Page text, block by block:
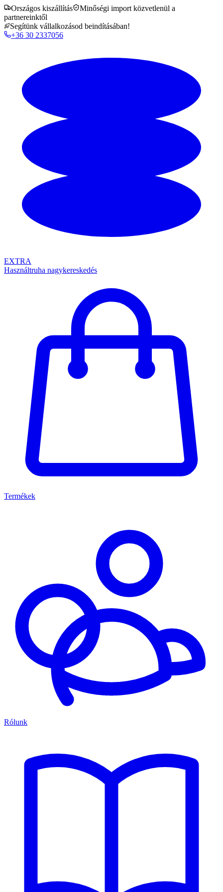
Országos kiszállítás
Minőségi import közvetlenül a
partnereinktől
Segítünk vállalkozásod beindításában!
+36 30 2337056
EXTRA
Használtruha nagykereskedés
Termékek
Rólunk